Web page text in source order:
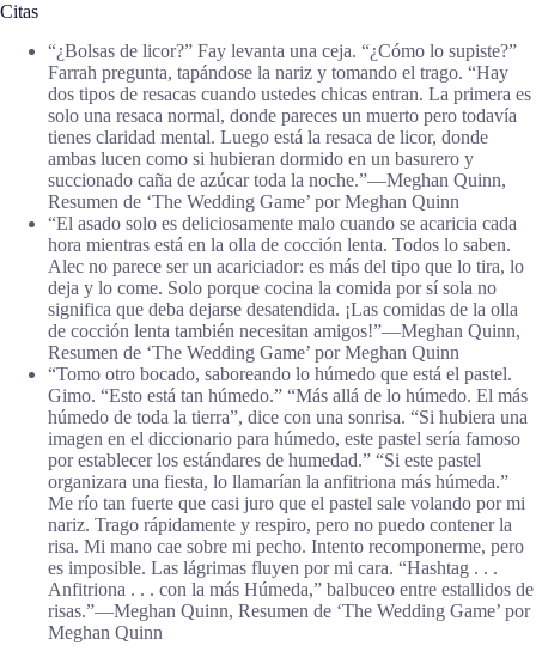
Citas
“¿Bolsas de licor?” Fay levanta una ceja. “¿Cómo lo supiste?”
Farrah pregunta, tapándose la nariz y tomando el trago. “Hay
dos tipos de resacas cuando ustedes chicas entran. La primera es
solo una resaca normal, donde pareces un muerto pero todavía
tienes claridad mental. Luego está la resaca de licor, donde
ambas lucen como si hubieran dormido en un basurero y
succionado caña de azúcar toda la noche.”―Meghan Quinn,
Resumen de ‘The Wedding Game’ por Meghan Quinn
“El asado solo es deliciosamente malo cuando se acaricia cada
hora mientras está en la olla de cocción lenta. Todos lo saben.
Alec no parece ser un acariciador: es más del tipo que lo tira, lo
deja y lo come. Solo porque cocina la comida por sí sola no
significa que deba dejarse desatendida. ¡Las comidas de la olla
de cocción lenta también necesitan amigos!”―Meghan Quinn,
Resumen de ‘The Wedding Game’ por Meghan Quinn
“Tomo otro bocado, saboreando lo húmedo que está el pastel.
Gimo. “Esto está tan húmedo.” “Más allá de lo húmedo. El más
húmedo de toda la tierra”, dice con una sonrisa. “Si hubiera una
imagen en el diccionario para húmedo, este pastel sería famoso
por establecer los estándares de humedad.” “Si este pastel
organizara una fiesta, lo llamarían la anfitriona más húmeda.”
Me río tan fuerte que casi juro que el pastel sale volando por mi
nariz. Trago rápidamente y respiro, pero no puedo contener la
risa. Mi mano cae sobre mi pecho. Intento recomponerme, pero
es imposible. Las lágrimas fluyen por mi cara. “Hashtag . . .
Anfitriona . . . con la más Húmeda,” balbuceo entre estallidos de
risas.”―Meghan Quinn, Resumen de ‘The Wedding Game’ por
Meghan Quinn